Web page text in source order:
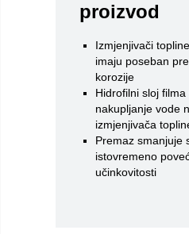
proizvod
Izmjenjivači
imaju poseban
korozije
Hidrofilni sloj filma
nakupljanje vode
izmjenjivača
Premaz smanjuje
istovremeno
učinkovitosti